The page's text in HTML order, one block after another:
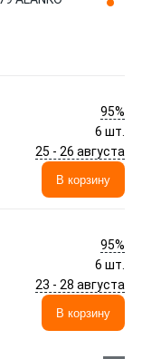
95%
6 шт.
25 - 26 августа
В корзину
95%
6 шт.
23 - 28 августа
В корзину